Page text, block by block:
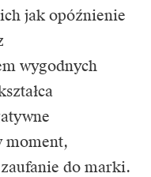
jak opóźnienie
wygodnych
moment,
do marki.